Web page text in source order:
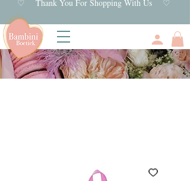
♡ Thank You For Shopping With Us ♡